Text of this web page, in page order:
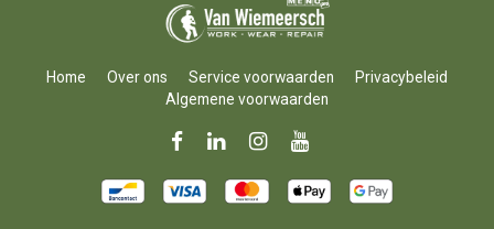
Home Over ons Service voorwaarden
Privacybeleid
Algemene voorwaarden